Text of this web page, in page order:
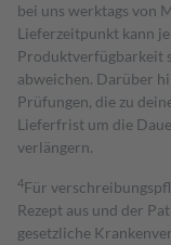
bei uns werktags von
Lieferzeitpunkt kann
Produktverfügbarkeit
abweichen. Darüber
Prüfungen, die zu
Lieferfrist um die
verlängern.
4Für
Rezept aus und der
gesetzliche